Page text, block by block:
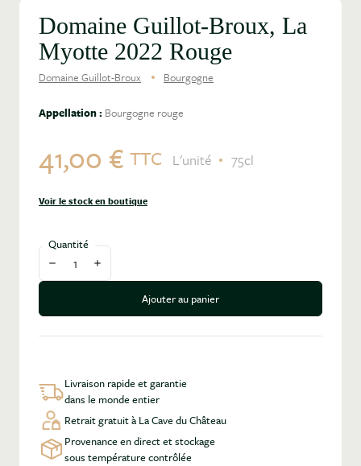
Domaine Guillot-Broux, La
Myotte 2022 Rouge
Domaine Guillot-Broux Bourgogne
Appellation : Bourgogne rouge
41,00 € TTC L'unité 75cl
Voir le stock en boutique
Quantité
Diminuer la quantité
Augmenter la quantité
Ajouter au panier
Livraison rapide et garantie
dans le monde entier
Retrait gratuit à La Cave du Château
Provenance en direct et stockage
sous température contrôlée